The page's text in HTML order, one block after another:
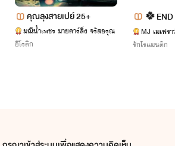
คุณลุงสายเปย์ 25+
มณีน้ำเพชร มายดาร์ลิ่ง จรัสอรุณ
อีโรติก
(ตำลึง x
MJ เมเฟร
รักโรแมนติก